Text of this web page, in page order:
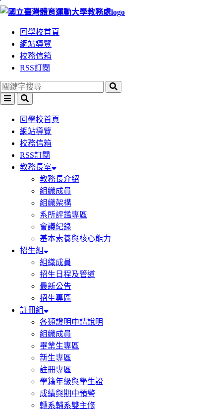
跳
區
塊
回學校首頁
網站導覽
校務信箱
RSS訂閱
回學校首頁
網站導覽
校務信箱
RSS訂閱
教務長室
教務長介紹
組織成員
組織架構
系所評鑑專區
會議紀錄
基本素養與核心能力
招生組
組織成員
招生日程及管道
最新公告
招生專區
註冊組
各類證明申請說明
組織成員
畢業生專區
新生專區
註冊專區
學籍年級與學生證
成績與期中預警
轉系輔系雙主修